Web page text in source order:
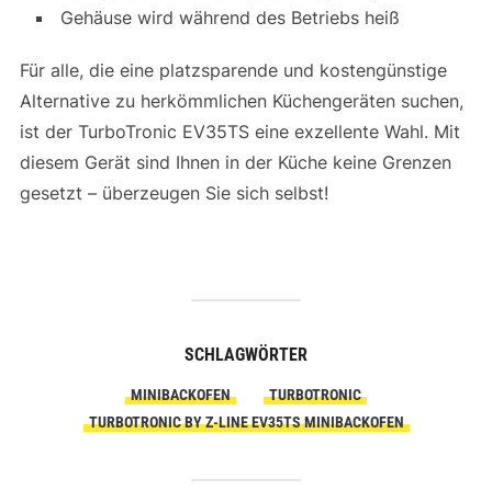
Gehäuse wird während des Betriebs heiß
Für alle, die eine platzsparende und kostengünstige
Alternative zu herkömmlichen Küchengeräten suchen,
ist der TurboTronic EV35TS eine exzellente Wahl. Mit
diesem Gerät sind Ihnen in der Küche keine Grenzen
gesetzt – überzeugen Sie sich selbst!
SCHLAGWÖRTER
MINIBACKOFEN
TURBOTRONIC
TURBOTRONIC BY Z-LINE EV35TS MINIBACKOFEN